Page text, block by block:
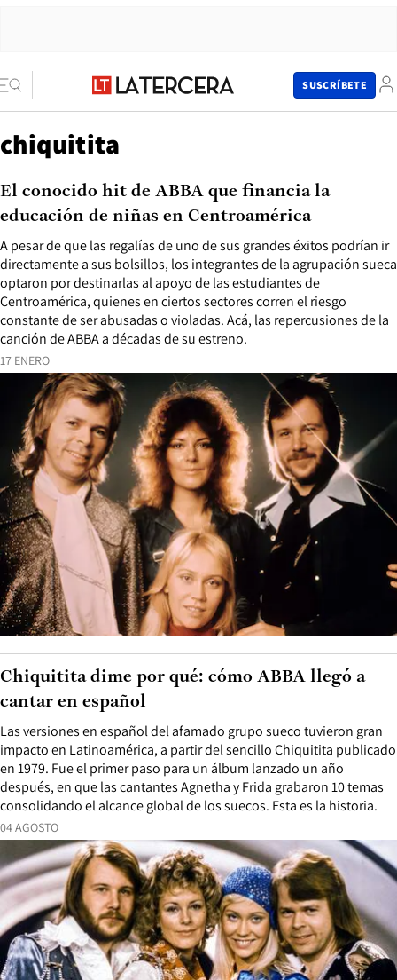
SUSCRÍBETE
chiquitita
17 ENERO
A pesar de que las regalías de uno de sus grandes éxitos podrían ir
directamente a sus bolsillos, los integrantes de la agrupación sueca
optaron por destinarlas al apoyo de las estudiantes de
Centroamérica, quienes en ciertos sectores corren el riesgo
constante de ser abusadas o violadas. Acá, las repercusiones de la
canción de ABBA a décadas de su estreno.
El conocido hit de ABBA que financia la
educación de niñas en Centroamérica
04 AGOSTO
Las versiones en español del afamado grupo sueco tuvieron gran
impacto en Latinoamérica, a partir del sencillo Chiquitita publicado
en 1979. Fue el primer paso para un álbum lanzado un año
después, en que las cantantes Agnetha y Frida grabaron 10 temas
consolidando el alcance global de los suecos. Esta es la historia.
Chiquitita dime por qué: cómo ABBA llegó a
cantar en español